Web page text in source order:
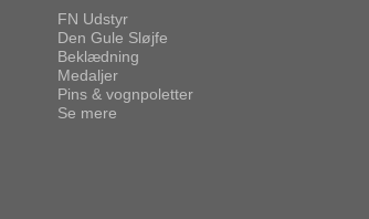
FN Udstyr
Den Gule Sløjfe
Beklædning
Medaljer
Pins & vognpoletter
Se mere